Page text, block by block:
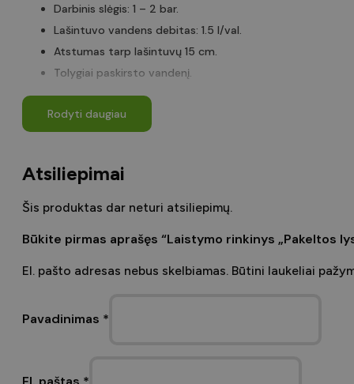
Darbinis slėgis: 1 – 2 bar.
Lašintuvo vandens debitas: 1.5 l/val.
Atstumas tarp lašintuvų 15 cm.
Tolygiai paskirsto vandenį.
Nereikalauja didelių pradinių investicijų.
Tausoja vandenį ir aplinką.
Šią sistemą galite automatizuoti.
Rodyti daugiau
Atsiliepimai
Šis produktas dar neturi atsiliepimų.
Būkite pirmas aprašęs “Laistymo rinkinys „Pakeltos
El. pašto adresas nebus skelbiamas. Būtini laukeliai
Pavadinimas *